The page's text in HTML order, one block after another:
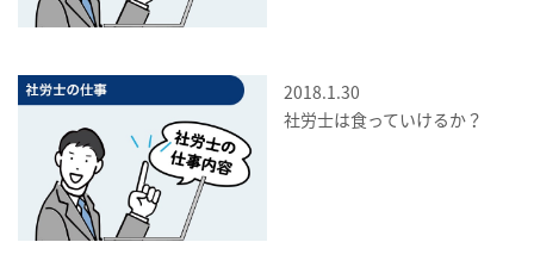
2018.1.30
社労士は食っていけるか？